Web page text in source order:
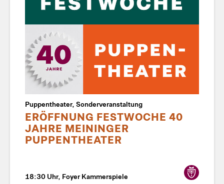
Puppentheater, Sonderveranstaltung
ERÖFFNUNG FESTWOCHE 40
JAHRE MEININGER
PUPPENTHEATER
18:30 Uhr, Foyer Kammerspiele